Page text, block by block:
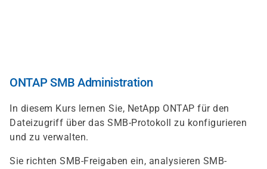
ONTAP SMB Administration
In diesem Kurs lernen Sie, NetApp ONTAP für den
Dateizugriff über das SMB-Protokoll zu konfigurieren
und zu verwalten.
Sie richten SMB-Freigaben ein, analysieren SMB-